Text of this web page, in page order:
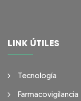
LINK ÚTILES
Tecnología
Farmacovigilancia